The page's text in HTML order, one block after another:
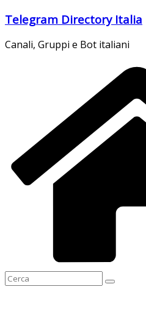
Salta
contenuto
Telegram Directory Italia
Canali, Gruppi e Bot italiani